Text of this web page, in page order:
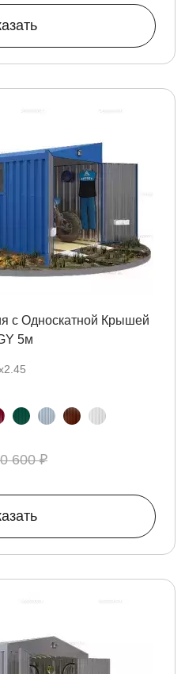
с Односкатной Крышей
5м
600 ₽